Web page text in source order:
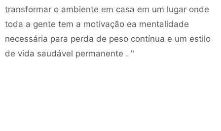
transformar o ambiente em casa em um lugar onde
toda a gente tem a motivação ea mentalidade
necessária para perda de peso contínua e um estilo
de vida saudável permanente . "